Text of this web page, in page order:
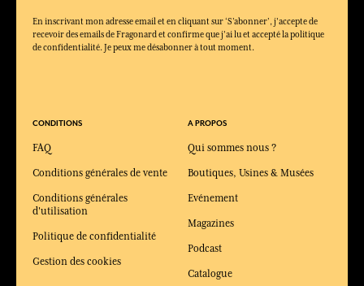
En inscrivant mon adresse email et en cliquant sur ‘S’abonner’, j'accepte de
recevoir des emails de Fragonard et confirme que j'ai lu et accepté la politique
de confidentialité. Je peux me désabonner à tout moment.
CONDITIONS
FAQ
Conditions générales de vente
Conditions générales
d'utilisation
Politique de confidentialité
Gestion des cookies
A PROPOS
Qui sommes nous ?
Boutiques, Usines & Musées
Evénement
Magazines
Podcast
Catalogue